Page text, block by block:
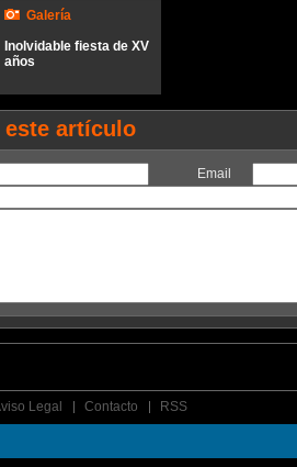
Galería
Inolvidable fiesta de XV
años
este artículo
Email
Legal Contacto RSS